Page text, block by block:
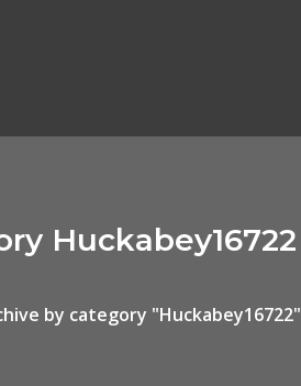
Huckabey16722
by category "Huckabey16722"